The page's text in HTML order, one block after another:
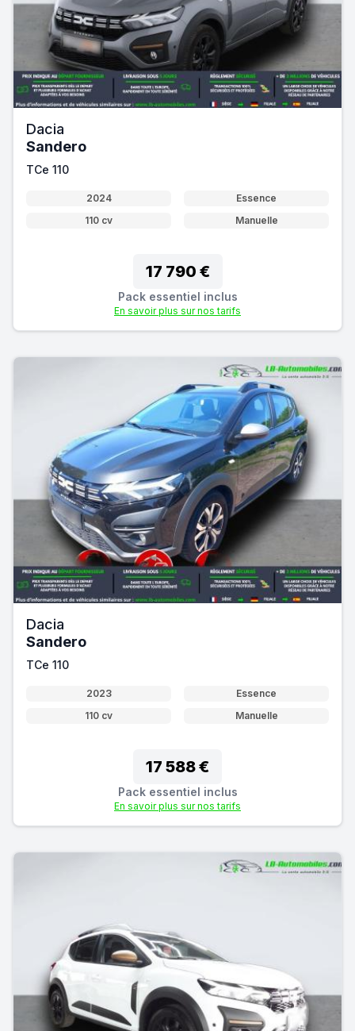
Dacia
Sandero
TCe 110
2024
Essence
110 cv
Manuelle
17 790 €
Pack essentiel inclus
En savoir plus sur nos tarifs
Dacia
Sandero
TCe 110
2023
Essence
110 cv
Manuelle
17 588 €
Pack essentiel inclus
En savoir plus sur nos tarifs